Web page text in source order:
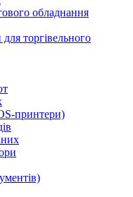
обладнання
торгівельного
принтери)